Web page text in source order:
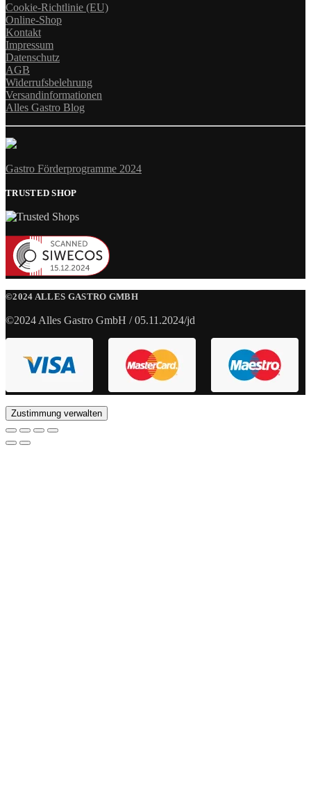
Cookie-Richtlinie (EU)
Online-Shop
Kontakt
Impressum
Datenschutz
AGB
Widerrufsbelehrung
Versandinformationen
Alles Gastro Blog
Gastro Förderprogramme 2024
TRUSTED SHOP
©2024 ALLES GASTRO GMBH
©2024 Alles Gastro GmbH / 05.11.2024/jd
Zustimmung verwalten